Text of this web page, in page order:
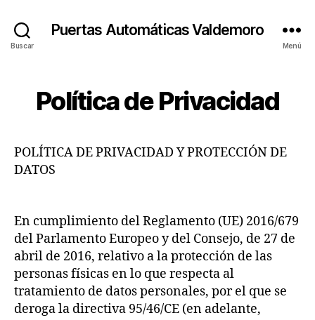
Buscar
Puertas Automáticas Valdemoro
Menú
Política de Privacidad
POLÍTICA DE PRIVACIDAD Y PROTECCIÓN DE
DATOS
En cumplimiento del Reglamento (UE) 2016/679
del Parlamento Europeo y del Consejo, de 27 de
abril de 2016, relativo a la protección de las
personas físicas en lo que respecta al
tratamiento de datos personales, por el que se
deroga la directiva 95/46/CE (en adelante,